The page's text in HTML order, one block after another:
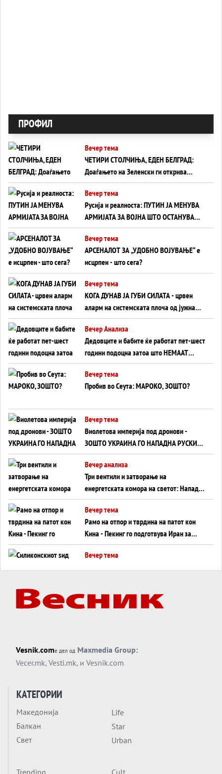
ПРОФИЛ
Вечер тема
ЧЕТИРИ СТОЛЧИЊА, ЕДЕН БЕЛГРАД:
Доаѓањето на Зеленски ги открива
тајните на политиката на балансирање
на Вучиќ
Вечер тема
Русија и реалноста: ПУТИН ЈА МЕНУВА
АРМИЈАТА ЗА ВОЈНА ШТО ОСТАНУВА
БЕЗ ФРОНТ
Вечер тема
АРСЕНАЛОТ ЗА „УДОБНО ВОЈУВАЊЕ“ е
исцрпен - што сега?
Вечер тема
КОГА ДУНАВ ЈА ГУБИ СИЛАТА - црвен
аларм на системската плоча од јужна
Германија до Црното Море...
Вечер Анализа
Дедовците и бабите ќе работат пет-шест
години подоцна затоа што НЕМААТ
ВНУЦИ ДА ГИ ЗАМЕНАТ
Вечер тема
Пробив во Сеута: МАРОКО, ЗОШТО?
Вечер тема
Виолетова империја под дронови -
ЗОШТО УКРАИНА ГО НАПАДНА РУСКИОТ
WILDBERRIES
Вечер анализа
Три вентили и затворање на
енергетската комора на светот: Нападот
во Суец најавува глобален енергетски
инфаркт?
Вечер тема
Рамо на отпор и тврдина на патот кон
Кина - Пекинг го подготвува Иран за
американска копнена инвазија
Вечер тема
Вечер тема
Трамп тврди дека повторно „разговара“
Вечер тема
ДЛАБОКО УДОЛУ: Сметководствените
трикови што го соборија ЕНРОН ги
Вечер тема
Блискиот Исток со украинското бојно
Vesnik.comе дел од Maxmedia Group:
Vecer.mk, Vesti.mk, и Vesnik.com
КАТЕГОРИИ
Македонија
Балкан
Свет
Life
Star
Urban
Trending
Cult